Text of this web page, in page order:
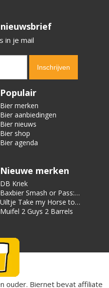
in je mail
Populair
Bier merken
Bier aanbiedingen
Bier nieuws
Bier shop
Bier agenda
Nieuwe merken
DB Kriek
Baxbier Smash or Pass:
Strata
Uiltje Take my Horse to
the Hotel Room
Muifel 2 Guys 2 Barrels
ouder. Biernet bevat affiliate